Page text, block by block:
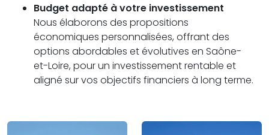
Budget adapté à votre investissement
Nous élaborons des propositions
économiques personnalisées, offrant des
options abordables et évolutives en Saône-
et-Loire, pour un investissement rentable et
aligné sur vos objectifs financiers à long terme.